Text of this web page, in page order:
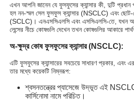
এখন আপনি জানেন যে ফুসফুসের ক্যান্সার কী, দুটি
হল নন-স্মল সেল ফুসফুস ক্যান্সার (NSCLC) এবং ছোট-
(SCLC)। এনএসসিএলসি এবং এসসিএলসি-তে, যখন
লেন্সের নীচে কোষগুলি দেখেন তখন কোষগুলির আকারে
অ-ক্ষুদ্র কোষ ফুসফুসের ক্যান্সার (NSCLC):
এটি ফুসফুসের ক্যান্সারের সবচেয়ে সাধারণ প্রকার, এবং
তার মধ্যে কয়েকটি নিম্নরূপ:
শ্বসনতন্ত্রের প্যাসেজে উদ্ভূত এই
কার্সিনোমা নামে পরিচিত।